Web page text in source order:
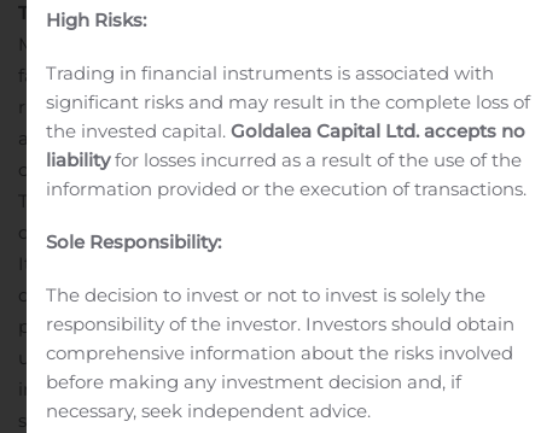
TerniEnergiaTerniEnergia
MTA di Borsa Italiana e parte del Gruppo
facendo seguito ai comunicati stampa diffusi
rispettivamente in data 16 maggio 2019 e 6 giugno 2019,
ai quali si fa riferimento, comunica che si è proceduto al
closing per la cessione (da parte della stessa
TerniEnergia, anche per il tramite di società partecipate)
di una seconda tranche di n. 5 impianti fotovoltaici in
Italia di potenza complessiva installata pari a 4,8 MW,
del complessivo perimetro oggetto di contratti
preliminari rappresentato da 22 impianti fotovoltaici per
una potenza complessiva installata di 19,3 MW. Gli
impianti oggetto dell’operazione sono stati ceduti alla
società veicolo Italia T1 Roncolo, facente capo a Mareccio
High Risks:
Trading in financial instruments is associated with
significant risks and may result in the complete loss of
the invested capital.Goldalea Capital Ltd. accepts no
liabilityfor losses incurred as a result of the use of the
information provided or the execution of transactions.
Sole Responsibility:
The decision to invest or not to invest is solely the
responsibility of the investor. Investors should obtain
comprehensive information about the risks involved
before making any investment decision and, if
necessary, seek independent advice.